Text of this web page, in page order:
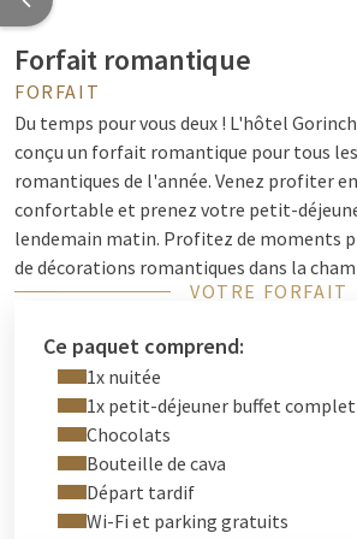
Forfait romantique
FORFAIT
Du temps pour vous deux ! L'hôtel
conçu un forfait romantique pour tous
romantiques de l'année. Venez profiter
confortable et prenez votre petit-
lendemain matin. Profitez de moments
de décorations romantiques dans la
de prosecco et de chocolats. Le forfait
Nuit confortable,
romantiques, chocolats et
Le forfait romantique de l'hôtel
les ingrédients pour un séjour relaxant à
VOTRE FORFAIT
Ce paquet comprend:
1x nuitée
1x petit-déjeuner buffet complet
Chocolats
Bouteille de cava
Départ tardif
Wi-Fi et parking gratuits